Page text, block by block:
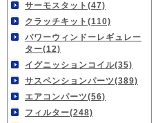
サーモスタット(47)
クラッチキット(110)
パワーウィンドーレギュレー
ター(12)
イグニッションコイル(35)
サスペンションパーツ(389)
エアコンパーツ(56)
フィルター(248)